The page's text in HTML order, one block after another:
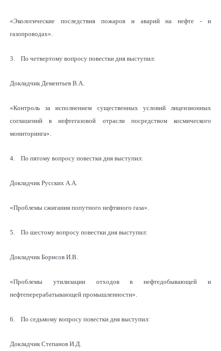
«Экологические последствия пожаров и аварий на нефте - и
газопроводах».
3. По четвертому вопросу повестки дня выступил:
Докладчик Дементьев В.А.
«Контроль за исполнением существенных условий лицензионных
соглашений в нефтегазовой отрасли посредством космического
мониторинга».
4. По пятому вопросу повестки дня выступил:
Докладчик Русских А.А.
«Проблемы сжигания попутного нефтяного газа».
5. По шестому вопросу повестки дня выступил:
Докладчик Борисов И.В.
«Проблемы утилизации отходов в нефтедобывающей и
нефтеперерабатывающей промышленности».
6. По седьмому вопросу повестки дня выступил:
Докладчик Степанов И.Д.